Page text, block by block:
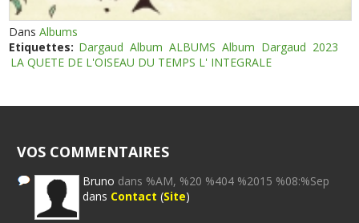
DansAlbums
Etiquettes: Dargaud Album ALBUMS Album Dargaud 2023
LA QUETE DE L'OISEAU DU TEMPS L' INTEGRALE
VOS COMMENTAIRES
Bruno dans %AM, %20 %404 %2015 %08:%Sep
dans Contact (Site)